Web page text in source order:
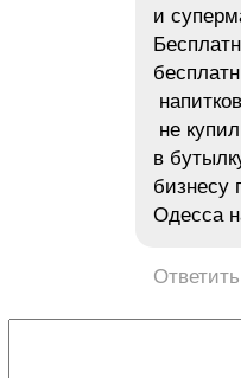
и
не
в
бизнесу
Одесса
Ответить